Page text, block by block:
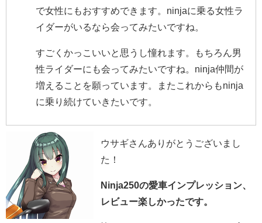
で女性にもおすすめできます。ninjaに乗る女性ラ
イダーがいるなら会ってみたいですね。
すごくかっこいいと思うし憧れます。もちろん男
性ライダーにも会ってみたいですね。ninja仲間が
増えることを願っています。またこれからもninja
に乗り続けていきたいです。
ウサギさんありがとうございまし
た！
Ninja250の愛車インプレッション、
レビュー楽しかったです。